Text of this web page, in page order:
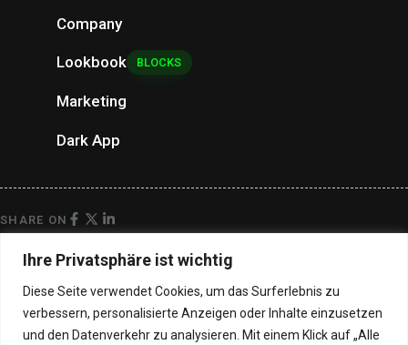
Ihre Privatsphäre ist wichtig
Diese Seite verwendet Cookies, um das Surferlebnis zu
verbessern, personalisierte Anzeigen oder Inhalte einzusetzen
und den Datenverkehr zu analysieren. Mit einem Klick auf „Alle
Company
Lookbook BLOCKS
Marketing
Dark App
SHARE ON
SELL ONLINE MOBILE